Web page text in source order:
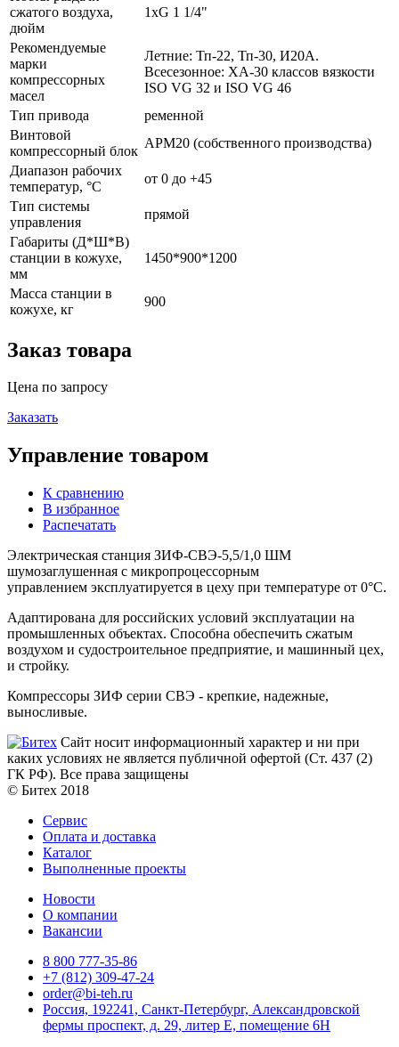
сжатого воздуха,
дюйм
1хG 1 1/4"
Рекомендуемые
марки
компрессорных
масел
Летние: Тп-22, Тп-30, И20А.
Всесезонное: ХА-30 классов вязкости
ISO VG 32 и ISO VG 46
Тип привода
ременной
Винтовой
компрессорный блок
АРМ20 (собственного производства)
Диапазон рабочих
температур, °С
от 0 до +45
Тип системы
управления
прямой
Габариты (Д*Ш*В)
станции в кожухе,
мм
1450*900*1200
Масса станции в
кожухе, кг
900
Заказ товара
Цена по запросу
Заказать
Управление товаром
К сравнению
В избранное
Распечатать
Электрическая станция ЗИФ-СВЭ-5,5/1,0 ШМ
шумозаглушенная с микропроцессорным
управлением эксплуатируется в цеху при температуре от 0°С.
Адаптирована для российских условий эксплуатации на
промышленных объектах. Способна обеспечить сжатым
воздухом и судостроительное предприятие, и машинный цех,
и стройку.
Компрессоры ЗИФ серии СВЭ - крепкие, надежные,
выносливые.
Сайт носит информационный характер и ни при
каких условиях не является публичной офертой (Ст. 437 (2)
ГК РФ). Все права защищены
© Битех 2018
Сервис
Оплата и доставка
Каталог
Выполненные проекты
Новости
О компании
Вакансии
8 800 777-35-86
+7 (812) 309-47-24
order@bi-teh.ru
Россия, 192241, Санкт-Петербург, Александровской
фермы проспект, д. 29, литер Е, помещение 6Н